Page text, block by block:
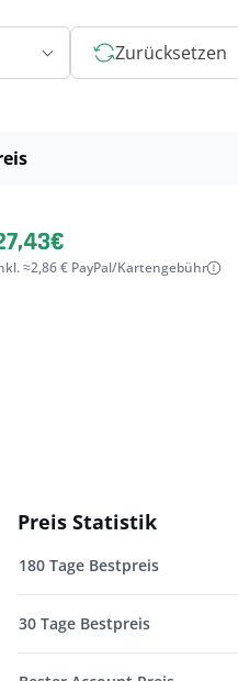
Zurücksetzen
≈2,86 € PayPal/Kartengebühr
Preis Statistik
180 Tage Bestpreis
30 Tage Bestpreis